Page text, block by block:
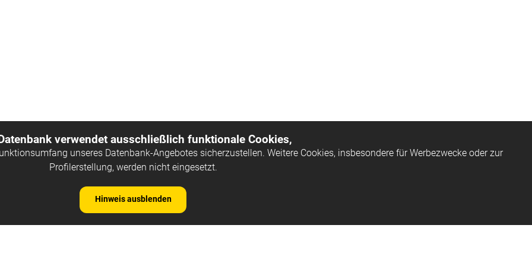
verwendet ausschließlich funktionale Cookies,
unseres Datenbank-Angebotes sicherzustellen. Weitere Cookies, insbesondere für Werbezwecke oder zur
Profilerstellung, werden nicht eingesetzt.
Hinweis ausblenden